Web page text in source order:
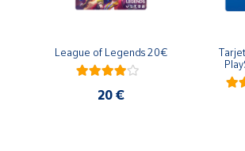
League of Legends 20€
20 €